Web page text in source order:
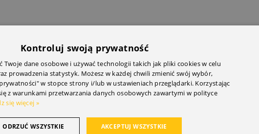
Kontroluj swoją prywatność
Twoje dane osobowe i używać technologii takich jak pliki cookies w celu
prowadzenia statystyk. Możesz w każdej chwili zmienić swój wybór,
w stopce strony i/lub w ustawieniach przeglądarki. Korzystając
z warunkami przetwarzania danych osobowych zawartymi w polityce
się więcej »
AKCEPTUJ WSZYSTKIE
ODRZUĆ WSZYSTKIE